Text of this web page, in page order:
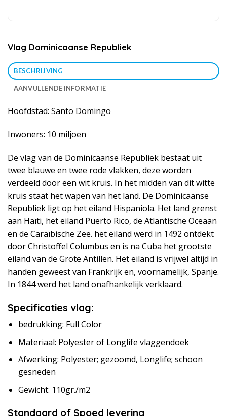
Vlag Dominicaanse Republiek
BESCHRIJVING
AANVULLENDE INFORMATIE
Hoofdstad: Santo Domingo
Inwoners: 10 miljoen
De vlag van de Dominicaanse Republiek bestaat uit
twee blauwe en twee rode vlakken, deze worden
verdeeld door een wit kruis. In het midden van dit witte
kruis staat het wapen van het land. De Dominicaanse
Republiek ligt op het eiland Hispaniola. Het land grenst
aan Haïti, het eiland Puerto Rico, de Atlantische Oceaan
en de Caraïbische Zee. het eiland werd in 1492 ontdekt
door Christoffel Columbus en is na Cuba het grootste
eiland van de Grote Antillen. Het eiland is vrijwel altijd in
handen geweest van Frankrijk en, voornamelijk, Spanje.
In 1844 werd het land onafhankelijk verklaard.
Specificaties vlag:
bedrukking: Full Color
Materiaal: Polyester of Longlife vlaggendoek
Afwerking: Polyester; gezoomd, Longlife; schoon
gesneden
Gewicht: 110gr./m2
Standaard of Spoed levering